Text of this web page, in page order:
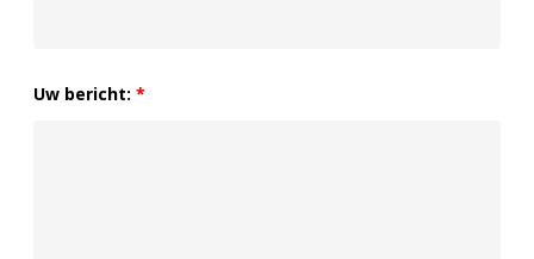
Uw bericht: *